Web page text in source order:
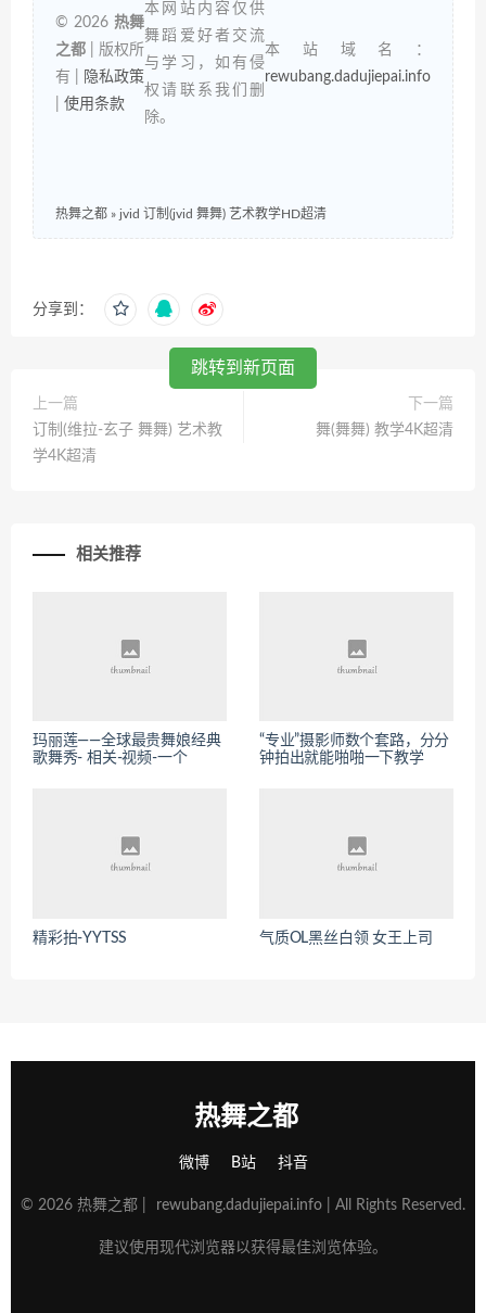
© 2026 热舞
之都 | 版权所
有 |
隐私政策
使用条款
本网站内容仅供
舞蹈爱好者交流
与学习，如有侵
权请联系我们删
除。
本站域名：
rewubang.dadujiepai.info
热舞之都 » jvid 订制(jvid 舞舞) 艺术教学HD超清
分享到：
上一篇
订制(维拉-玄子 舞舞) 艺术教
学4K超清
下一篇
舞(舞舞) 教学4K超清
相关推荐
玛丽莲——全球最贵舞娘经典
歌舞秀- 相关-视频-一个
“专业”摄影师数个套路，分分
钟拍出就能啪啪一下教学
精彩拍-YYTSS 气质OL黑丝白领 女王上司
热舞之都
微博 B站 抖音
© 2026 热舞之都 | rewubang.dadujiepai.info | All Rights Reserved.
建议使用现代浏览器以获得最佳浏览体验。
跳转到新页面